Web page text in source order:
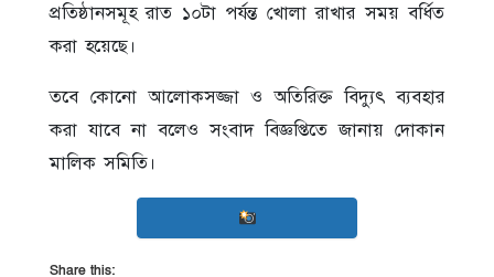
প্রতিষ্ঠানসমূহ রাত ১০টা পর্যন্ত খোলা রাখার সময় বর্ধিত
করা হয়েছে।
তবে কোনো আলোকসজ্জা ও অতিরিক্ত বিদ্যুৎ ব্যবহার
করা যাবে না বলেও সংবাদ বিজ্ঞপ্তিতে জানায় দোকান
মালিক সমিতি।
Share this: